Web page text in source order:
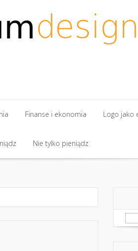
Finanse i ekonomia
Finanse i ekonomia
Logo jako
Nie tylko pieniądz